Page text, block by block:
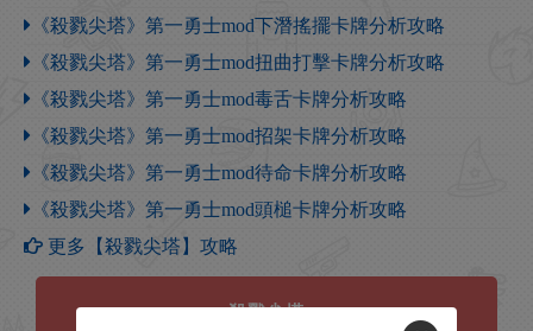
《殺戮尖塔》第一勇士mod下潛搖擺卡牌分析攻略
《殺戮尖塔》第一勇士mod扭曲打擊卡牌分析攻略
《殺戮尖塔》第一勇士mod毒舌卡牌分析攻略
《殺戮尖塔》第一勇士mod招架卡牌分析攻略
《殺戮尖塔》第一勇士mod待命卡牌分析攻略
《殺戮尖塔》第一勇士mod頭槌卡牌分析攻略
更多【殺戮尖塔】攻略
殺戮尖塔